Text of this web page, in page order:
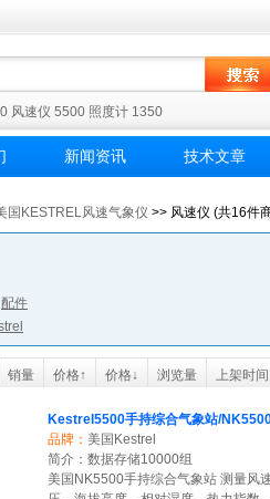
风速仪 5500 照度计 1350
新闻资讯 技术文章
国KESTREL风速气象仪 >> 风速仪 (共16件
配件
销量 价格↑ 价格↓ 浏览量 上架时间
Kestrel5500手持综合气象站/
品牌： 美国Kestrel
简介：数据存储10000组
美国NK5500手持综合气象站 测量风